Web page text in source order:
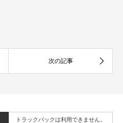
トラックバックは利用できません。